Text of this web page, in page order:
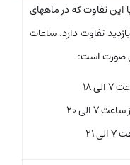
این تفاوت که در ماههای
تفاوت دارد. ساعات
صورت است:
18
7 الی 20
21